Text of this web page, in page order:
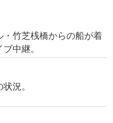
竹芝桟橋からの船が着
中継。
況。